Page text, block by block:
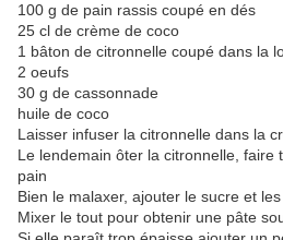
100 g de pain rassis coupé en dés
25 cl de crème de coco
1 bâton de citronnelle coupé dans la
2 oeufs
30 g de cassonnade
huile de coco
Laisser infuser la citronnelle dans la
Le lendemain ôter la citronnelle, faire
pain
Bien le malaxer, ajouter le sucre et
Mixer le tout pour obtenir une pâte